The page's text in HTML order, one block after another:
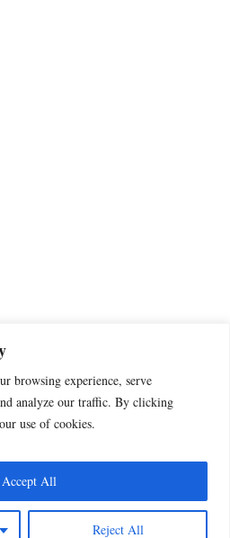
browsing experience, serve
analyze our traffic. By clicking
use of cookies.
Reject All
Accept All